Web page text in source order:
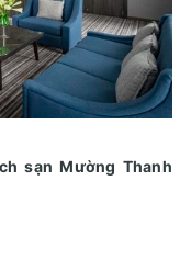
sạn Mường Thanh